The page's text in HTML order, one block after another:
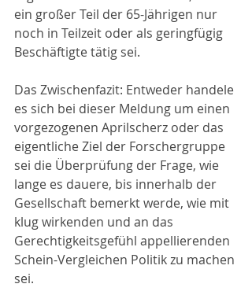
ein großer Teil der 65-Jährigen nur
noch in Teilzeit oder als geringfügig
Beschäftigte tätig sei.
Das Zwischenfazit: Entweder handele
es sich bei dieser Meldung um einen
vorgezogenen Aprilscherz oder das
eigentliche Ziel der Forschergruppe
sei die Überprüfung der Frage, wie
lange es dauere, bis innerhalb der
Gesellschaft bemerkt werde, wie mit
klug wirkenden und an das
Gerechtigkeitsgefühl appellierenden
Schein-Vergleichen Politik zu machen
sei.